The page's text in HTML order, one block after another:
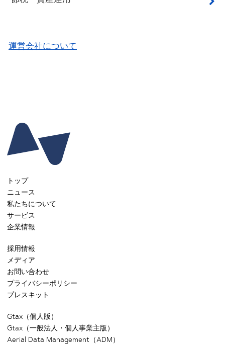
運営会社について
トップ
ニュース
私たちについて
サービス
企業情報
採用情報
メディア
お問い合わせ
プライバシーポリシー
プレスキット
Gtax（個人版）
Gtax（一般法人・個人事業主版）
Aerial Data Management（ADM）